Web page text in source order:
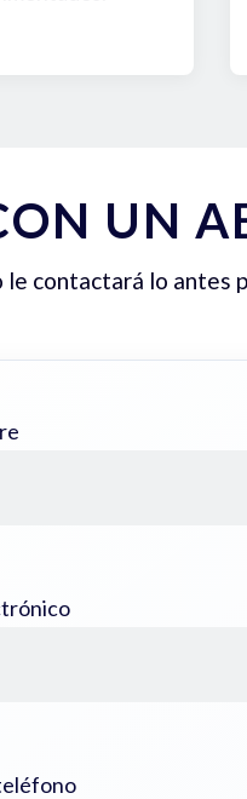
UN
le contactará lo antes